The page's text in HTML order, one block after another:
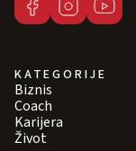
KATEGORIJE
Biznis
Coach
Karijera
Život